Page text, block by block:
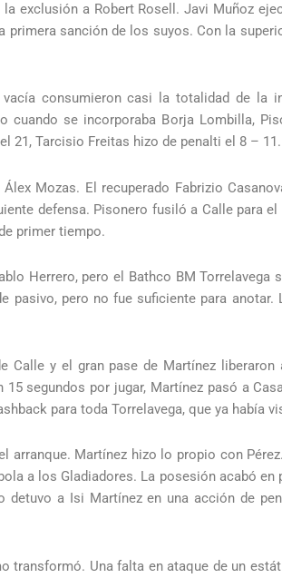
exclusión a Robert Rosell. Javi Muñoz
sanción de los suyos. Con la
consumieron casi la totalidad de la
cuando se incorporaba Borja Lombilla,
21, Tarcisio Freitas hizo de penalti el 8 – 11.
Mozas. El recuperado Fabrizio
defensa. Pisonero fusiló a Calle para
primer tiempo.
Herrero, pero el Bathco BM
pasivo, pero no fue suficiente para
Calle y el gran pase de Martínez
segundos por jugar, Martínez pasó a
para toda Torrelavega, que ya había
arranque. Martínez hizo lo propio con
a los Gladiadores. La posesión acabó
detuvo a Isi Martínez en una acción de
transformó. Una falta en ataque de un